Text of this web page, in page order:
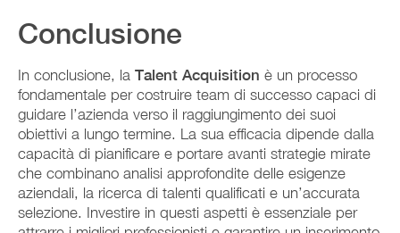
Conclusione
In conclusione, la Talent Acquisition è un processo
fondamentale per costruire team di successo capaci di
guidare l’azienda verso il raggiungimento dei suoi
obiettivi a lungo termine. La sua efficacia dipende dalla
capacità di pianificare e portare avanti strategie mirate
che combinano analisi approfondite delle esigenze
aziendali, la ricerca di talenti qualificati e un’accurata
selezione. Investire in questi aspetti è essenziale per